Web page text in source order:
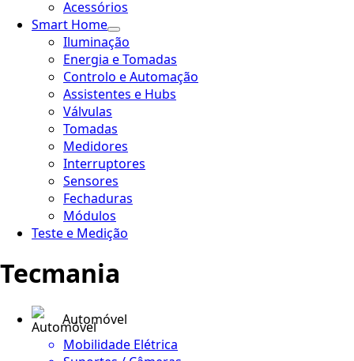
Acessórios
Smart Home
Iluminação
Energia e Tomadas
Controlo e Automação
Assistentes e Hubs
Válvulas
Tomadas
Medidores
Interruptores
Sensores
Fechaduras
Módulos
Teste e Medição
Tecmania
Automóvel
Mobilidade Elétrica